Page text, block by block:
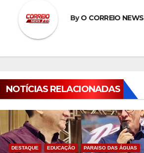
ByO CORREIO NEWS
NOTÍCIAS RELACIONADAS
DESTAQUE EDUCAÇÃO PARAISO DAS ÁGUAS